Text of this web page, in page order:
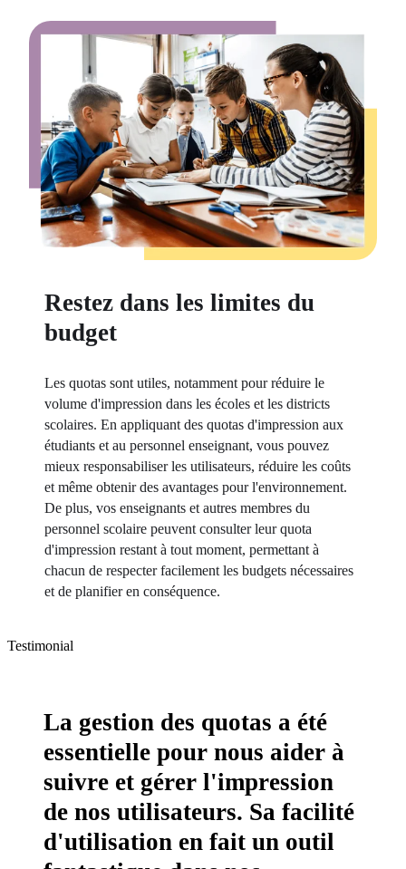
Restez dans les limites du
budget
Les quotas sont utiles, notamment pour réduire le
volume d'impression dans les écoles et les districts
scolaires. En appliquant des quotas d'impression aux
étudiants et au personnel enseignant, vous pouvez
mieux responsabiliser les utilisateurs, réduire les coûts
et même obtenir des avantages pour l'environnement.
De plus, vos enseignants et autres membres du
personnel scolaire peuvent consulter leur quota
d'impression restant à tout moment, permettant à
chacun de respecter facilement les budgets nécessaires
et de planifier en conséquence.
Testimonial
La gestion des quotas a été
essentielle pour nous aider à
suivre et gérer l'impression
de nos utilisateurs. Sa facilité
d'utilisation en fait un outil